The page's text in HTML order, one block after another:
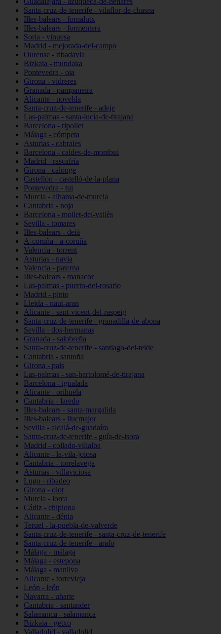
Santa-cruz-de-tenerife - vilaflor-de-chasna
Illes-balears - fornalutx
Illes-balears - formentera
Soria - vinuesa
Madrid - mejorada-del-campo
Ourense - ribadavia
Bizkaia - mundaka
Pontevedra - oia
Girona - vidreres
Granada - pampaneira
Alicante - novelda
Santa-cruz-de-tenerife - adeje
Las-palmas - santa-lucía-de-tirajana
Barcelona - ripollet
Málaga - cómpeta
Asturias - cabrales
Barcelona - caldes-de-montbui
Madrid - rascafría
Girona - calonge
Castellón - castelló-de-la-plana
Pontevedra - tui
Murcia - alhama-de-murcia
Cantabria - noja
Barcelona - mollet-del-vallès
Sevilla - tomares
Illes-balears - deià
A-coruña - a-coruña
Valencia - torrent
Asturias - navia
Valencia - paterna
Illes-balears - manacor
Las-palmas - puerto-del-rosario
Madrid - pinto
Lleida - naut-aran
Alicante - sant-vicent-del-raspeig
Santa-cruz-de-tenerife - granadilla-de-abona
Sevilla - dos-hermanas
Granada - salobreña
Santa-cruz-de-tenerife - santiago-del-teide
Cantabria - santoña
Girona - pals
Las-palmas - san-bartolomé-de-tirajana
Barcelona - igualada
Alicante - orihuela
Cantabria - laredo
Illes-balears - santa-margalida
Illes-balears - llucmajor
Sevilla - alcalá-de-guadaíra
Santa-cruz-de-tenerife - guía-de-isora
Madrid - collado-villalba
Alicante - la-vila-joiosa
Cantabria - torrelavega
Asturias - villaviciosa
Lugo - ribadeo
Girona - olot
Murcia - lorca
Cádiz - chipiona
Alicante - dénia
Teruel - la-puebla-de-valverde
Santa-cruz-de-tenerife - santa-cruz-de-tenerife
Santa-cruz-de-tenerife - arafo
Málaga - málaga
Málaga - estepona
Málaga - manilva
Alicante - torrevieja
León - león
Navarra - uharte
Cantabria - santander
Salamanca - salamanca
Bizkaia - getxo
Valladolid - valladolid